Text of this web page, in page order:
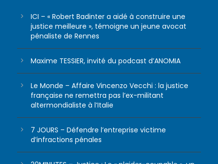
ICI – « Robert Badinter a aidé à construire une
justice meilleure », témoigne un jeune avocat
pénaliste de Rennes
Maxime TESSIER, invité du podcast d’ANOMIA
Le Monde – Affaire Vincenzo Vecchi : la justice
française ne remettra pas l’ex-militant
altermondialiste à l’Italie
7 JOURS – Défendre l’entreprise victime
d’infractions pénales